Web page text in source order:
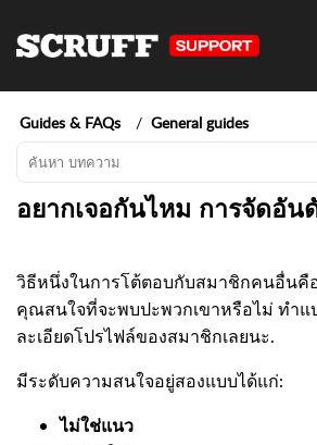
Guides & FAQs General guides
อยากเจอกันไหม การจัดอัน
วิธีหนึ่งในการโต้ตอบกับสมาชิกคนอื่นคื
คุณสนใจที่จะพบปะพวกเขาหรือไม่ ทำแ
ละเอียดโปรไฟล์ของสมาชิกเลยนะ.
มีระดับความสนใจอยู่สองแบบได้แก่:
ไม่ใช่แนว